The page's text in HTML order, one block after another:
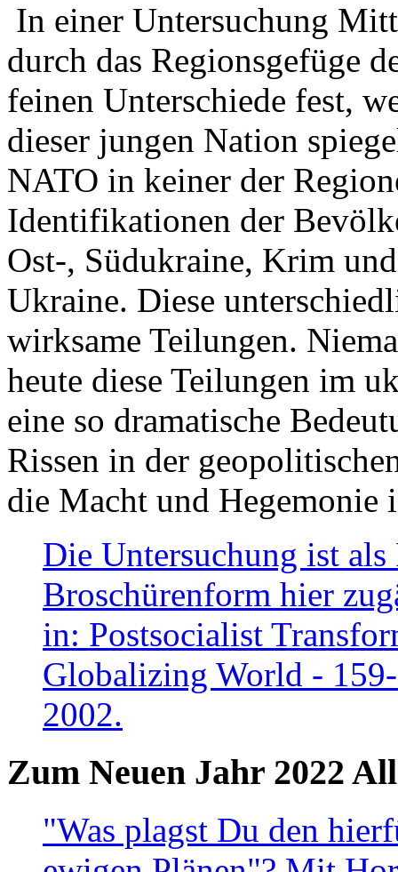
In einer Untersuchung
durch das Regionsgefüge
feinen Unterschiede fest,
dieser jungen Nation
NATO in keiner der
Identifikationen der
Ost-, Südukraine, Krim
Ukraine. Diese
wirksame Teilungen.
heute diese Teilungen im
eine so dramatische
Rissen in der
die Macht und Hegemonie
Die Untersuchung ist
Broschürenform hier
in: Postsocialist
Globalizing World -
2002.
Zum Neuen Jahr 2022
"Was plagst Du den